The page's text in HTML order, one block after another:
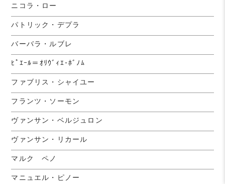
ニコラ・ロー
パトリック・デプラ
バーバラ・ルブレ
ﾋﾟｴｰﾙ＝ｵﾘｳﾞｨｴ･ﾎﾞﾉﾑ
ファブリス・シャイユー
フランツ・ソーモン
ヴァンサン・ベルジュロン
ヴァンサン・リカール
マルク ペノ
マニュエル・ピノー